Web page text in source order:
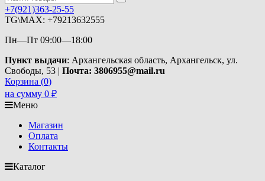
+7(921)363-25-55
TG\MAX: +79213632555
Пн—Пт 09:00—18:00
Пункт выдачи: Архангельская область, Архангельск, ул.
Свободы, 53 | Почта: 3806955@mail.ru
Корзина (0)
на сумму 0 ₽
Меню
Магазин
Оплата
Контакты
Каталог